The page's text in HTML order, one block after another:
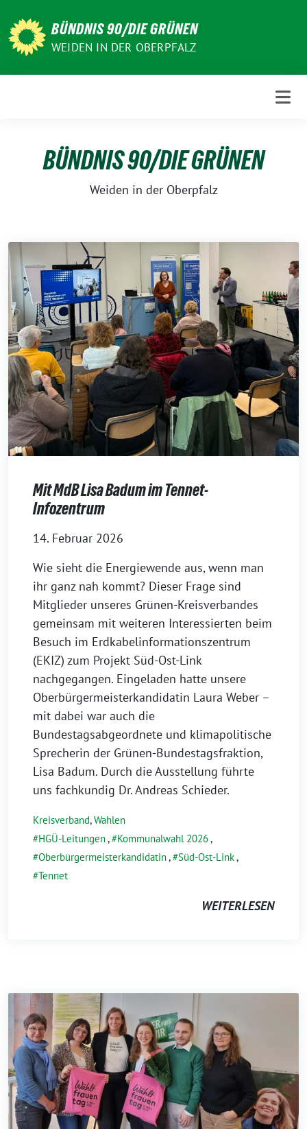
zum
Inhalt
BÜNDNIS 90/DIE GRÜNEN
WEIDEN IN DER OBERPFALZ
BÜNDNIS 90/DIE GRÜNEN
Weiden in der Oberpfalz
Mit MdB Lisa Badum im Tennet-
Infozentrum
14. Februar 2026
Wie sieht die Energiewende aus, wenn man
ihr ganz nah kommt? Dieser Frage sind
Mitglieder unseres Grünen-Kreisverbandes
gemeinsam mit weiteren Interessierten beim
Besuch im Erdkabelinformationszentrum
(EKIZ) zum Projekt Süd-Ost-Link
nachgegangen. Eingeladen hatte unsere
Oberbürgermeisterkandidatin Laura Weber –
mit dabei war auch die
Bundestagsabgeordnete und klimapolitische
Sprecherin der Grünen-Bundestagsfraktion,
Lisa Badum. Durch die Ausstellung führte
uns fachkundig Dr. Andreas Schieder.
Kreisverband,Wahlen
HGÜ-Leitungen, Kommunalwahl 2026,
Oberbürgermeisterkandidatin, Süd-Ost-Link,
Tennet
WEITERLESEN